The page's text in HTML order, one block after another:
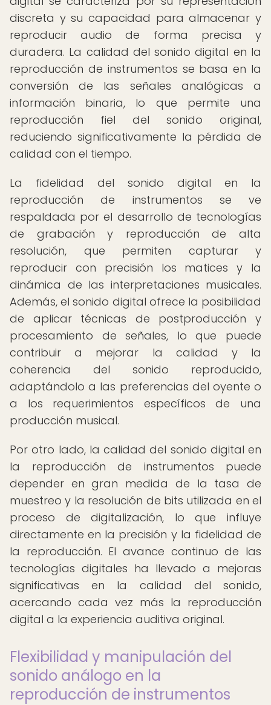
discreta y su capacidad para almacenar y
reproducir audio de forma precisa y
duradera. La calidad del sonido digital en la
reproducción de instrumentos se basa en la
conversión de las señales analógicas a
información binaria, lo que permite una
reproducción fiel del sonido original,
reduciendo significativamente la pérdida de
calidad con el tiempo.
La fidelidad del sonido digital en la
reproducción de instrumentos se ve
respaldada por el desarrollo de tecnologías
de grabación y reproducción de alta
resolución, que permiten capturar y
reproducir con precisión los matices y la
dinámica de las interpretaciones musicales.
Además, el sonido digital ofrece la posibilidad
de aplicar técnicas de postproducción y
procesamiento de señales, lo que puede
contribuir a mejorar la calidad y la
coherencia del sonido reproducido,
adaptándolo a las preferencias del oyente o
a los requerimientos específicos de una
producción musical.
Por otro lado, la calidad del sonido digital en
la reproducción de instrumentos puede
depender en gran medida de la tasa de
muestreo y la resolución de bits utilizada en el
proceso de digitalización, lo que influye
directamente en la precisión y la fidelidad de
la reproducción. El avance continuo de las
tecnologías digitales ha llevado a mejoras
significativas en la calidad del sonido,
acercando cada vez más la reproducción
digital a la experiencia auditiva original.
Flexibilidad y manipulación del
sonido análogo en la
reproducción de instrumentos